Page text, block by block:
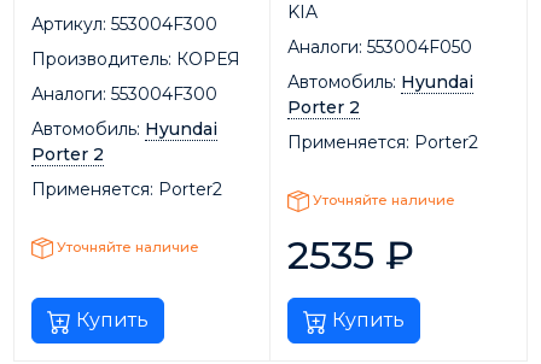
Артикул: 553004F300
Производитель: КОРЕЯ
Аналоги: 553004F300
Автомобиль: Hyundai
Porter 2
Применяется: Porter2
Уточняйте наличие
Купить
KIA
Аналоги: 553004F050
Автомобиль: Hyundai
Porter 2
Применяется: Porter2
Уточняйте наличие
2535 ₽
Купить